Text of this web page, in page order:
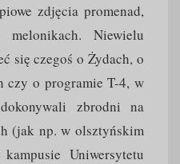
zdjęcia promenad,
Niewielu
się czegoś o Żydach, o
czy o programie T-4, w
zbrodni na
(jak np. w olsztyńskim
Uniwersytetu